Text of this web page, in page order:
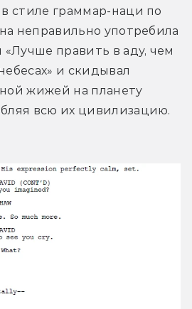
стиле граммар-наци по
неправильно употребила
«Лучше править в аду, чем
и скидывал
жижей на планету
всю их цивилизацию.